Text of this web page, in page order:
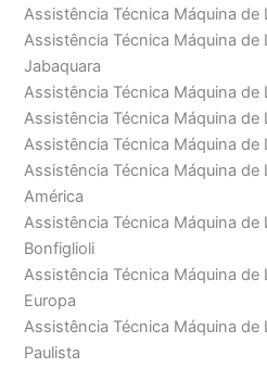
Assistência Técnica Máquina de
Assistência Técnica Máquina de
Jabaquara
Assistência Técnica Máquina de
Assistência Técnica Máquina de
Assistência Técnica Máquina de
Assistência Técnica Máquina de
América
Assistência Técnica Máquina de
Bonfiglioli
Assistência Técnica Máquina de
Europa
Assistência Técnica Máquina de
Paulista